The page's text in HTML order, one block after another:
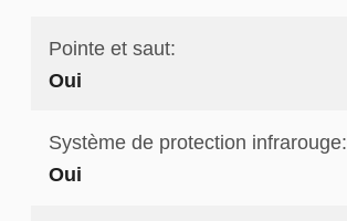
Pointe et saut:
Oui
Système de protection infrarouge:
Oui